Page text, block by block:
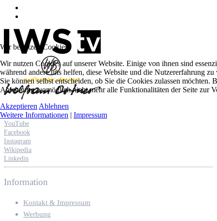
YouTube
Facebook
Instagram
Wikipedia
Linkedin
Information
Kontakt & Impressum
Werbung
Wir benutzen Cookies
Wir nutzen Cookies auf unserer Website. Einige von ihnen sind
während andere uns helfen, diese Website und die Nutzererfahrung
Sie können selbst entscheiden, ob Sie die Cookies zulassen möchten.
Ablehnung womöglich nicht mehr alle Funktionalitäten der Seite zur
Akzeptieren Ablehnen
Weitere Informationen | Impressum